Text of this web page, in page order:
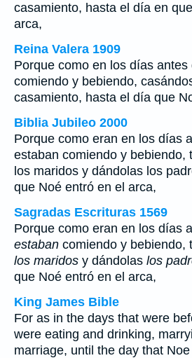
casamiento, hasta el día en
arca,
Reina Valera 1909
Porque como en los días
comiendo y bebiendo,
casamiento, hasta el día que
Biblia Jubileo 2000
Porque como eran en los días
estaban comiendo y bebiendo,
los maridos y dándolas los
que Noé entró en el arca,
Sagradas Escrituras 1569
Porque como eran en los días
estaban comiendo y bebiendo,
los maridos y dándolas los
que Noé entró en el arca,
King James Bible
For as in the days that were
were eating and drinking,
marriage, until the day that